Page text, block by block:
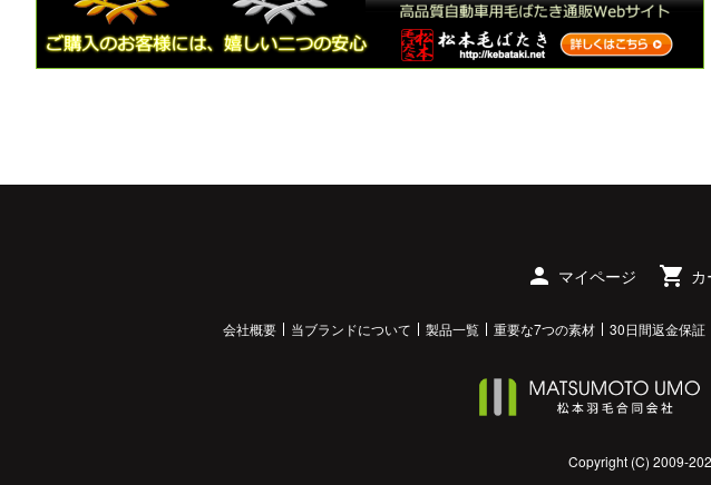
person マイページ shopping_cart カ
会社概要 当ブランドについて 製品一覧 重要な7つの素材 30日間返金保証
Copyright (C) 2009-